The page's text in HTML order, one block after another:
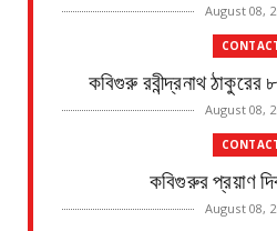
August 08,
কবিগুরু রবীন্দ্রনাথ
August 08,
কবিগুরুর প্রয়াণ
August 08,